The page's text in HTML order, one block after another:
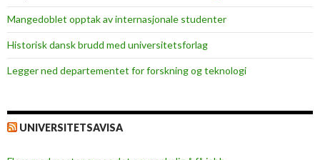
Mangedoblet opptak av internasjonale studenter
Historisk dansk brudd med universitetsforlag
Legger ned departementet for forskning og teknologi
UNIVERSITETSAVISA